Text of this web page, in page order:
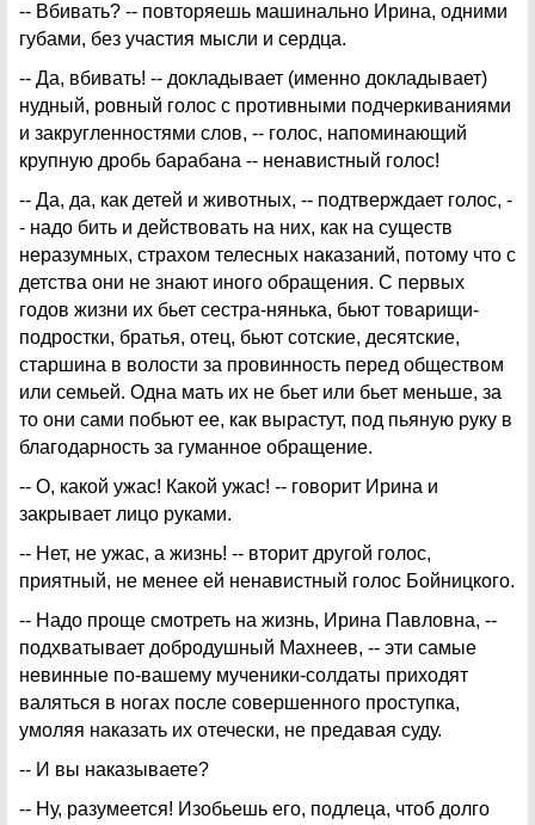
-- Вбивать? -- повторяешь машинально Ирина, одними
губами, без участия мысли и сердца.
-- Да, вбивать! -- докладывает (именно докладывает)
нудный, ровный голос с противными подчеркиваниями
и закругленностями слов, -- голос, напоминающий
крупную дробь барабана -- ненавистный голос!
-- Да, да, как детей и животных, -- подтверждает голос, -
- надо бить и действовать на них, как на существ
неразумных, страхом телесных наказаний, потому что с
детства они не знают иного обращения. С первых
годов жизни их бьет сестра-нянька, бьют товарищи-
подростки, братья, отец, бьют сотские, десятские,
старшина в волости за провинность перед обществом
или семьей. Одна мать их не бьет или бьет меньше, за
то они сами побьют ее, как вырастут, под пьяную руку в
благодарность за гуманное обращение.
-- О, какой ужас! Какой ужас! -- говорит Ирина и
закрывает лицо руками.
-- Нет, не ужас, а жизнь! -- вторит другой голос,
приятный, не менее ей ненавистный голос Бойницкого.
-- Надо проще смотреть на жизнь, Ирина Павловна, --
подхватывает добродушный Махнеев, -- эти самые
невинные по-вашему мученики-солдаты приходят
валяться в ногах после совершенного проступка,
умоляя наказать их отечески, не предавая суду.
-- И вы наказываете?
-- Ну, разумеется! Изобьешь его, подлеца, чтоб долго